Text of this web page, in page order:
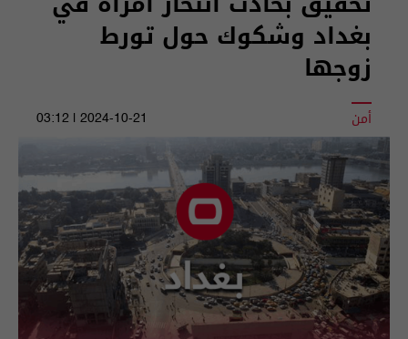
بغداد وشكوك حول تورط
زوجها
أمن 2024-10-21 | 03:12